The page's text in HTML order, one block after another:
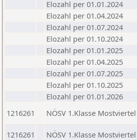
Elozahl per 01.01.2024
Elozahl per 01.04.2024
Elozahl per 01.07.2024
Elozahl per 01.10.2024
Elozahl per 01.01.2025
Elozahl per 01.04.2025
Elozahl per 01.07.2025
Elozahl per 01.10.2025
Elozahl per 01.01.2026
1216261
NÖSV 1.Klasse
1216261 NÖSV 1.Klasse